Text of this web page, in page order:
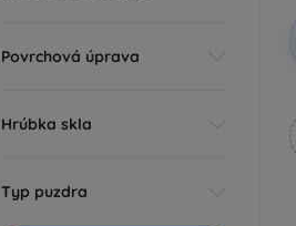
Povrchová úprava
Hrúbka skla
Typ puzdra